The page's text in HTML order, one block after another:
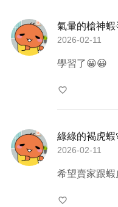
氣暈的槍神蝦
2026-02-11
學習了😀😀
favorite_border
綠綠的褐虎蝦
2026-02-11
希望賣家跟
favorite_border